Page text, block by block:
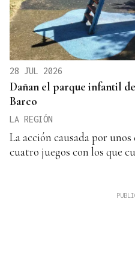
28 JUL 2026
Dañan el parque infantil
Barco
LA REGIÓN
La acción causada por
cuatro juegos con los que